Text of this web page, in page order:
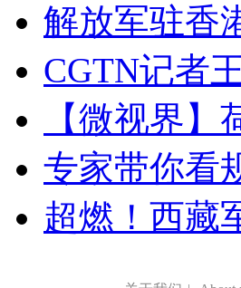
解放军驻香
CGTN记者
【微视界
专家带你看
超燃！西藏